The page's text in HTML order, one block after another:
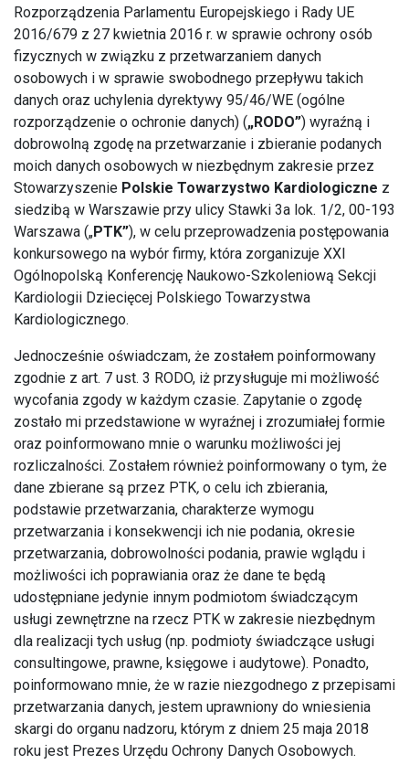
Rozporządzenia Parlamentu Europejskiego i Rady UE
2016/679 z 27 kwietnia 2016 r. w sprawie ochrony osób
fizycznych w związku z przetwarzaniem danych
osobowych i w sprawie swobodnego przepływu takich
danych oraz uchylenia dyrektywy 95/46/WE (ogólne
rozporządzenie o ochronie danych) („RODO”) wyraźną i
dobrowolną zgodę na przetwarzanie i zbieranie podanych
moich danych osobowych w niezbędnym zakresie przez
Stowarzyszenie Polskie Towarzystwo Kardiologiczne z
siedzibą w Warszawie przy ulicy Stawki 3a lok. 1/2, 00-193
Warszawa („PTK”), w celu przeprowadzenia postępowania
konkursowego na wybór firmy, która zorganizuje XXI
Ogólnopolską Konferencję Naukowo-Szkoleniową Sekcji
Kardiologii Dziecięcej Polskiego Towarzystwa
Kardiologicznego.
Jednocześnie oświadczam, że zostałem poinformowany
zgodnie z art. 7 ust. 3 RODO, iż przysługuje mi możliwość
wycofania zgody w każdym czasie. Zapytanie o zgodę
zostało mi przedstawione w wyraźnej i zrozumiałej formie
oraz poinformowano mnie o warunku możliwości jej
rozliczalności. Zostałem również poinformowany o tym, że
dane zbierane są przez PTK, o celu ich zbierania,
podstawie przetwarzania, charakterze wymogu
przetwarzania i konsekwencji ich nie podania, okresie
przetwarzania, dobrowolności podania, prawie wglądu i
możliwości ich poprawiania oraz że dane te będą
udostępniane jedynie innym podmiotom świadczącym
usługi zewnętrzne na rzecz PTK w zakresie niezbędnym
dla realizacji tych usług (np. podmioty świadczące usługi
consultingowe, prawne, księgowe i audytowe). Ponadto,
poinformowano mnie, że w razie niezgodnego z przepisami
przetwarzania danych, jestem uprawniony do wniesienia
skargi do organu nadzoru, którym z dniem 25 maja 2018
roku jest Prezes Urzędu Ochrony Danych Osobowych.